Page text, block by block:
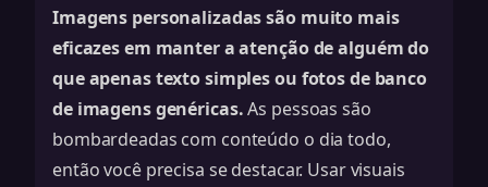
Imagens personalizadas são muito mais
eficazes em manter a atenção de alguém do
que apenas texto simples ou fotos de banco
de imagens genéricas.As pessoas são
bombardeadas com conteúdo o dia todo,
então você precisa se destacar. Usar visuais